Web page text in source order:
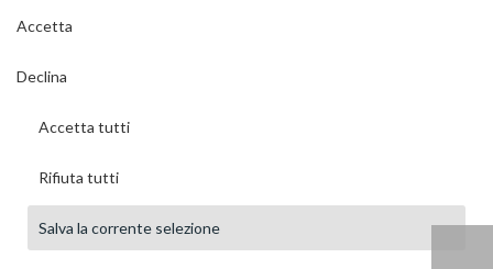
Accetta
Declina
Accetta tutti
Rifiuta tutti
Salva la corrente selezione